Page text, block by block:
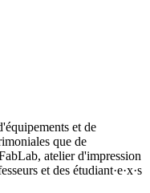
et de
que de
atelier d'impression
et des étudiant·e·x·s